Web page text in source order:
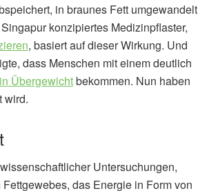
in braunes Fett umgewandelt
konzipiertes Medizinpflaster,
, basiert auf dieser Wirkung. Und
dass Menschen mit einem deutlich
Übergewichtbekommen. Nun haben
wird.
Untersuchungen,
das Energie in Form von